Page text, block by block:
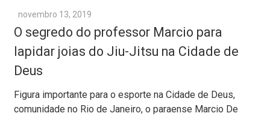
novembro 13, 2019
O segredo do professor Marcio para
lapidar joias do Jiu-Jitsu na Cidade de
Deus
Figura importante para o esporte na Cidade de Deus,
comunidade no Rio de Janeiro, o paraense Marcio De